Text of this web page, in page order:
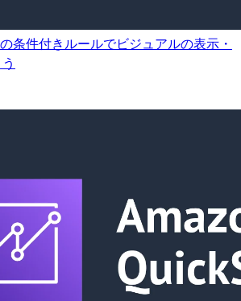
条件付きルールでビジュアルの表示・